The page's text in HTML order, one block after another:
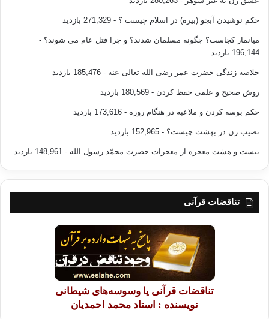
و سعادتمند گردند.
احمد مفتی زاده
کاک احمد مفتی زاده مفتی زاده
حکم نوشیدن آبجو (بیره) در اسلام چیست ؟ - 271,329 بازدید
میانمار کجاست؟ چگونه مسلمان شدند؟ و چرا قتل عام می شوند؟ -
196,144 بازدید
خلاصه زندگی حضرت عمر رضی الله تعالی عنه - 185,476 بازدید
روش صحیح و علمی حفظ کردن - 180,569 بازدید
حکم بوسه کردن و ملاعبه در هنگام روزه - 173,616 بازدید
نصیب زن در بهشت چیست؟ - 152,965 بازدید
بیست و هشت معجزه از معجزات حضرت محمّد رسول الله - 148,961 بازدید
تناقضات قرآنی
تناقضات قرآنی یا وسوسه‌های شیطانی
نویسنده : استاد محمد احمدیان